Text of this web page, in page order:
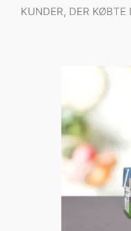
KUNDER, DER KØBTE